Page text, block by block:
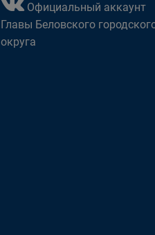
Официальный аккаунт
Главы Беловского
округа